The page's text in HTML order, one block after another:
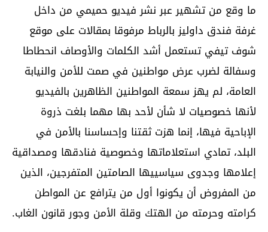
ما وقع من تشهير عبر نشر فيديو حميمي من داخل
غرفة فندق داوليز بالرباط مرفوقا بمقالات على موقع
شوف تيفي تستعمل أشد الكلمات والأوصاف انحطاطا
وسفالة لضرب عرض مواطنين في صمت للأمن والنيابة
العامة، لم يهز سمعة المواطنين الظاهرين بالفيديو
لأنها خصوصيات لا شأن لأحد بها مهما بلغت ذروة
الإباحية فيها، إنما هزت ثقتنا وإحساسنا بالأمن في
البلد، تمادي استعلاماتها وخصوصية فنادقها ومصداقية
إعلامها وجدوى سياسييها الصامتين المتفرجين، الذين
من المفروض أن يكونوا أول من يترافع عن المواطن
كرامته وحرمته من الهتك وقلة الأمن وجور قانون الغاب.